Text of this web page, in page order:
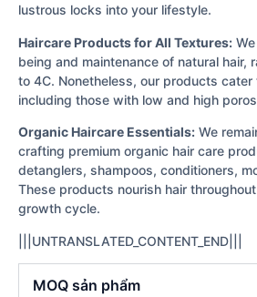
lustrous locks into your lifestyle.
Haircare Products for All Textures:
being and maintenance of natural hair,
to 4C. Nonetheless, our products cater
including those with low and high
Organic Haircare Essentials: We
crafting premium organic hair care
detanglers, shampoos, conditioners,
These products nourish hair
growth cycle.
|||UNTRANSLATED_CONTENT_END|||
MOQ sản phẩm